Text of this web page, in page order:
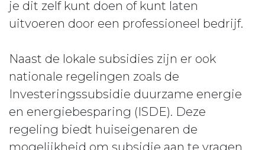
je dit zelf kunt doen of kunt laten
uitvoeren door een professioneel bedrijf.
Naast de lokale subsidies zijn er ook
nationale regelingen zoals de
Investeringssubsidie duurzame energie
en energiebesparing (ISDE). Deze
regeling biedt huiseigenaren de
mogelijkheid om subsidie aan te vragen